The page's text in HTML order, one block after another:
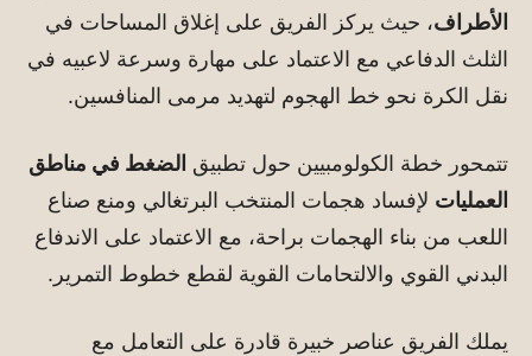
الأطراف، حيث يركز الفريق على إغلاق المساحات في
الثلث الدفاعي مع الاعتماد على مهارة وسرعة لاعبيه في
نقل الكرة نحو خط الهجوم لتهديد مرمى المنافسين.
تتمحور خطة الكولومبيين حول تطبيق الضغط في مناطق
العمليات لإفساد هجمات المنتخب البرتغالي ومنع صناع
اللعب من بناء الهجمات براحة، مع الاعتماد على الاندفاع
البدني القوي والالتحامات القوية لقطع خطوط التمرير.
يملك الفريق عناصر خبيرة قادرة على التعامل مع